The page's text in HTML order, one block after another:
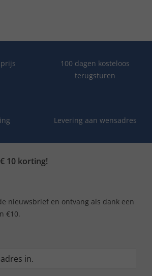
100 dagen kosteloos
terugsturen
Levering aan wensadres
10 korting!
nieuwsbrief en ontvang als dank een
€10.